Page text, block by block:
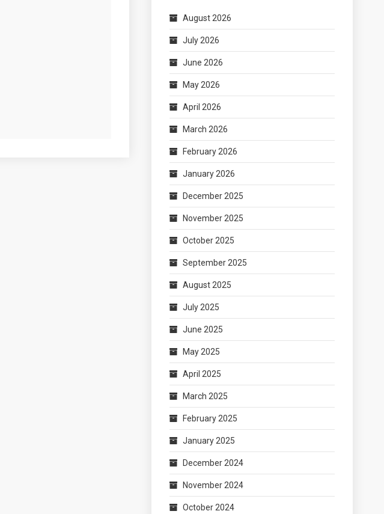
August 2026
July 2026
June 2026
May 2026
April 2026
March 2026
February 2026
January 2026
December 2025
November 2025
October 2025
September 2025
August 2025
July 2025
June 2025
May 2025
April 2025
March 2025
February 2025
January 2025
December 2024
November 2024
October 2024